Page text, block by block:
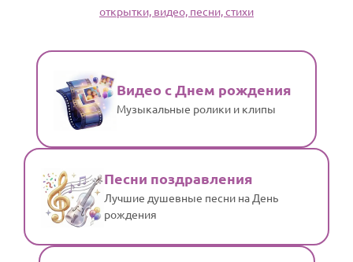
открытки, видео, песни, стихи
Видео с Днем рождения
Музыкальные ролики и клипы
Песни поздравления
Лучшие душевные песни на День
рождения